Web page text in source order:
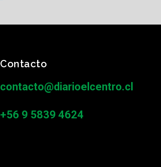
Contacto
contacto@diarioelcentro.cl
+56 9 5839 4624